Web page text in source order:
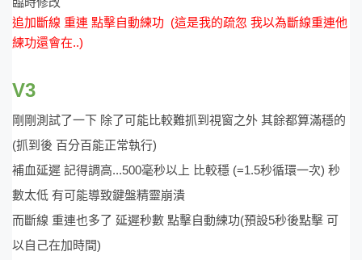
追加斷線 重連 點擊自動練功 (這是我的疏忽 我以為斷線重連他
練功還會在..)
V3
剛剛測試了一下 除了可能比較難抓到視窗之外 其餘都算滿穩的
(抓到後 百分百能正常執行)
補血延遲 記得調高...500毫秒以上 比較穩 (=1.5秒循環一次) 秒
數太低 有可能導致鍵盤精靈崩潰
而斷線 重連也多了 延遲秒數 點擊自動練功(預設5秒後點擊 可
以自己在加時間)